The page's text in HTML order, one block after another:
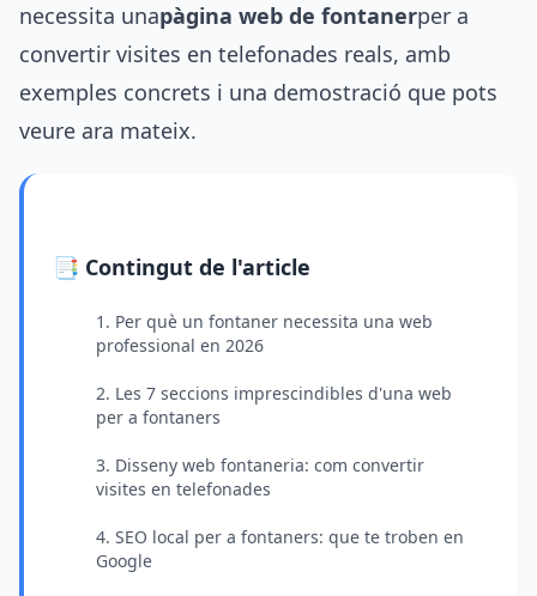
necessita unapàgina web de fontanerper a
convertir visites en telefonades reals, amb
exemples concrets i una demostració que pots
veure ara mateix.
📑 Contingut de l'article
1. Per què un fontaner necessita una web
professional en 2026
2. Les 7 seccions imprescindibles d'una web
per a fontaners
3. Disseny web fontaneria: com convertir
visites en telefonades
4. SEO local per a fontaners: que te troben en
Google